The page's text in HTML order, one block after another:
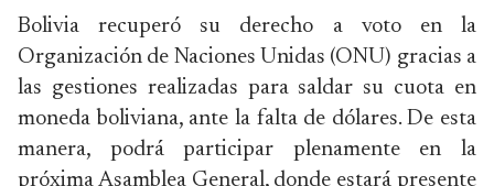
Bolivia recuperó su derecho a voto en la
Organización de Naciones Unidas (ONU) gracias a
las gestiones realizadas para saldar su cuota en
moneda boliviana, ante la falta de dólares. De esta
manera, podrá participar plenamente en la
próxima Asamblea General, donde estará presente